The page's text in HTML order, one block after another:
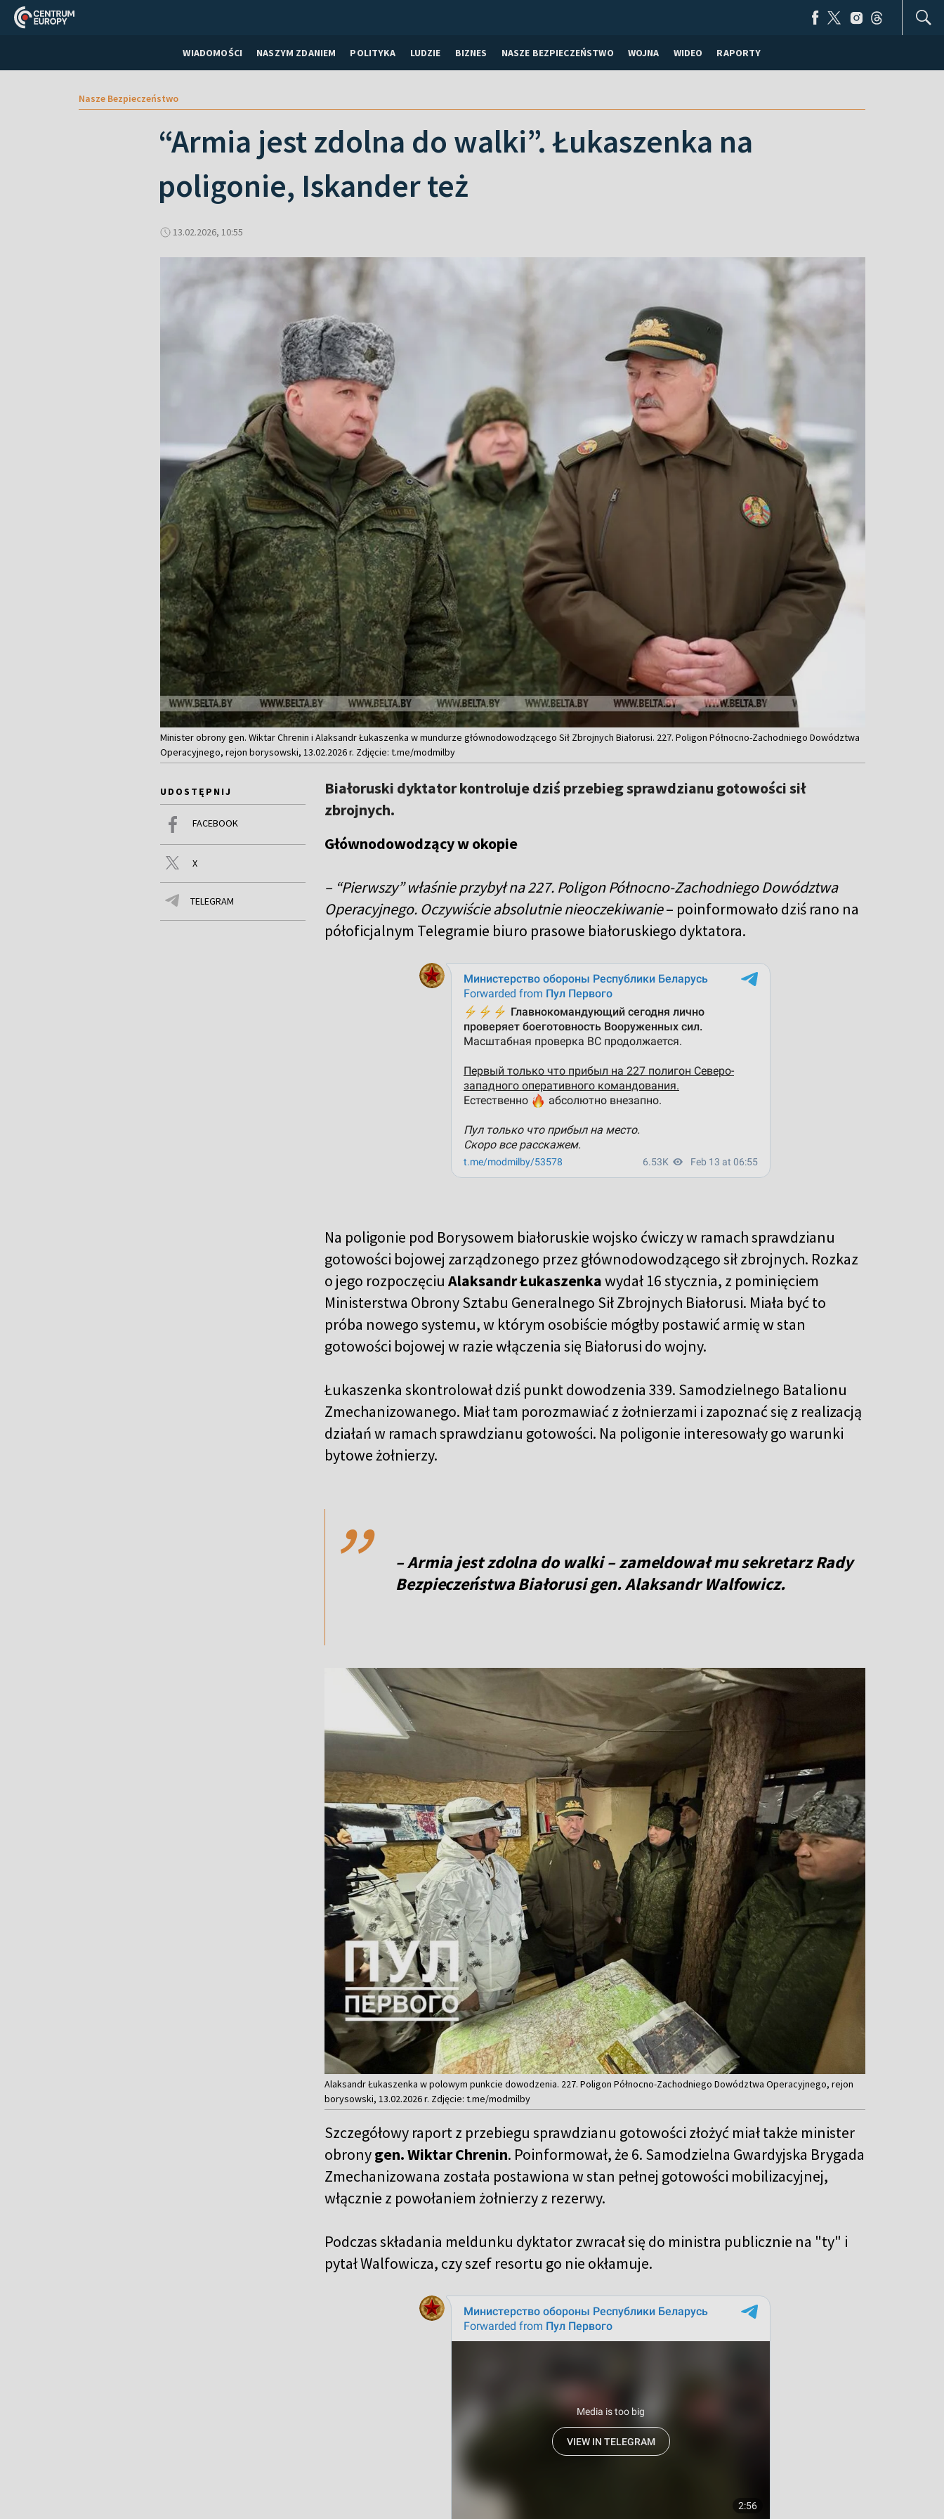
WIADOMOŚCI NASZYM ZDANIEM POLITYKA LUDZIE BIZNES NASZE BEZPIECZEŃSTWO WOJNA WIDEO RAPORTY
Nasze Bezpieczeństwo
“Armia jest zdolna do walki”. Łukaszenka na
poligonie, Iskander też
13.02.2026, 10:55
Minister obrony gen. Wiktar Chrenin i Alaksandr Łukaszenka w mundurze głównodowodzącego Sił Zbrojnych Białorusi. 227. Poligon Północno-Zachodniego Dowództwa
Operacyjnego, rejon borysowski, 13.02.2026 r. Zdjęcie: t.me/modmilby
UDOSTĘPNIJ
FACEBOOK
X
TELEGRAM
Białoruski dyktator kontroluje dziś przebieg sprawdzianu gotowości sił
zbrojnych.
Głównodowodzący w okopie
– “Pierwszy” właśnie przybył na 227. Poligon Północno-Zachodniego Dowództwa
Operacyjnego. Oczywiście absolutnie nieoczekiwanie– poinformowało dziś rano na
półoficjalnym Telegramie biuro prasowe białoruskiego dyktatora.
Na poligonie pod Borysowem białoruskie wojsko ćwiczy w ramach sprawdzianu
gotowości bojowej zarządzonego przez głównodowodzącego sił zbrojnych. Rozkaz
o jego rozpoczęciu Alaksandr Łukaszenkawydał 16 stycznia, z pominięciem
Ministerstwa Obrony Sztabu Generalnego Sił Zbrojnych Białorusi. Miała być to
próba nowego systemu, w którym osobiście mógłby postawić armię w stan
gotowości bojowej w razie włączenia się Białorusi do wojny.
Łukaszenka skontrolował dziś punkt dowodzenia 339. Samodzielnego Batalionu
Zmechanizowanego. Miał tam porozmawiać z żołnierzami i zapoznać się z realizacją
działań w ramach sprawdzianu gotowości. Na poligonie interesowały go warunki
bytowe żołnierzy.
,,
– Armia jest zdolna do walki – zameldował mu sekretarz Rady
Bezpieczeństwa Białorusigen. Alaksandr Walfowicz.
Alaksandr Łukaszenka w polowym punkcie dowodzenia. 227. Poligon Północno-Zachodniego Dowództwa Operacyjnego, rejon
borysowski, 13.02.2026 r. Zdjęcie: t.me/modmilby
Szczegółowy raport z przebiegu sprawdzianu gotowości złożyć miał także minister
obronygen. Wiktar Chrenin. Poinformował, że 6. Samodzielna Gwardyjska Brygada
Zmechanizowana została postawiona w stan pełnej gotowości mobilizacyjnej,
włącznie z powołaniem żołnierzy z rezerwy.
Podczas składania meldunku dyktator zwracał się do ministra publicznie na "ty" i
pytał Walfowicza, czy szef resortu go nie okłamuje.